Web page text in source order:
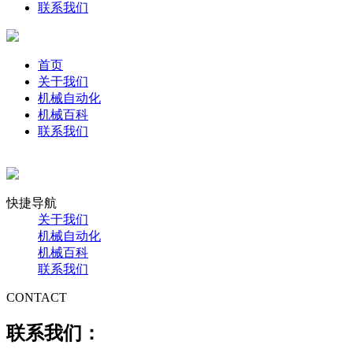
联系我们
首页
关于我们
机械自动化
机械百科
联系我们
快捷导航
关于我们
机械自动化
机械百科
联系我们
CONTACT
联系我们：